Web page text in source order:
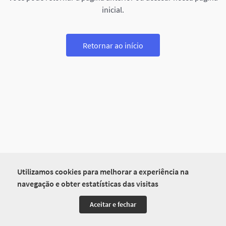
Utilizamos cookies para melhorar a experiência na
navegação e obter estatísticas das visitas
Aceitar e fechar
inicial.
Retornar ao início